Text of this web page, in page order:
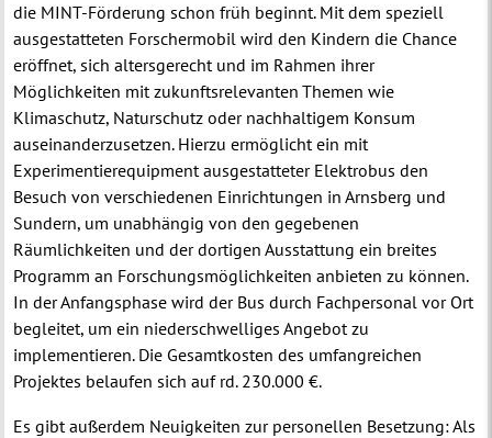
die MINT-Förderung schon früh beginnt. Mit dem speziell
ausgestatteten Forschermobil wird den Kindern die Chance
eröffnet, sich altersgerecht und im Rahmen ihrer
Möglichkeiten mit zukunftsrelevanten Themen wie
Klimaschutz, Naturschutz oder nachhaltigem Konsum
auseinanderzusetzen. Hierzu ermöglicht ein mit
Experimentierequipment ausgestatteter Elektrobus den
Besuch von verschiedenen Einrichtungen in Arnsberg und
Sundern, um unabhängig von den gegebenen
Räumlichkeiten und der dortigen Ausstattung ein breites
Programm an Forschungsmöglichkeiten anbieten zu können.
In der Anfangsphase wird der Bus durch Fachpersonal vor Ort
begleitet, um ein niederschwelliges Angebot zu
implementieren. Die Gesamtkosten des umfangreichen
Projektes belaufen sich auf rd. 230.000 €.
Es gibt außerdem Neuigkeiten zur personellen Besetzung: Als